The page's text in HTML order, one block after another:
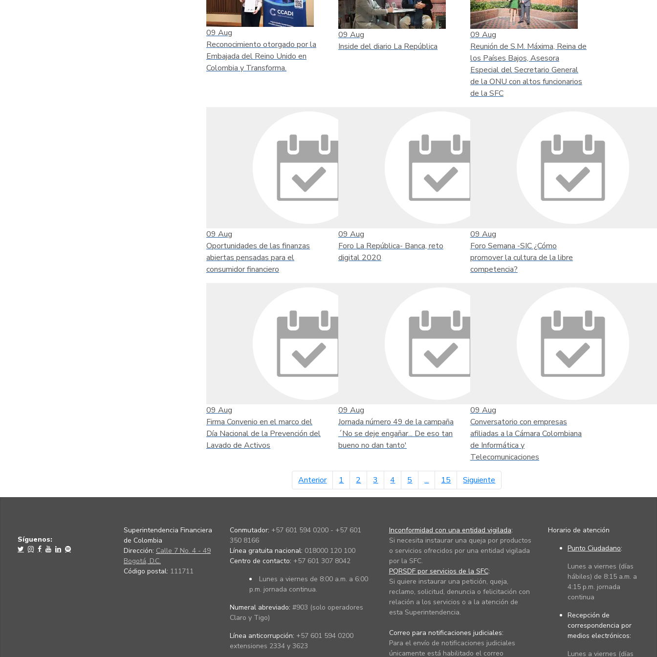
09 Aug
Reconocimiento otorgado por la
Embajada del Reino Unido en
Colombia y Transforma.
09 Aug
Inside del diario La República
09 Aug
Reunión de S.M. Máxima, Reina de
los Países Bajos, Asesora
Especial del Secretario General
de la ONU con altos funcionarios
de la SFC
09 Aug
Oportunidades de las finanzas
abiertas pensadas para el
consumidor financiero
09 Aug
Foro La República- Banca, reto
digital 2020
09 Aug
Foro Semana -SIC ¿Cómo
promover la cultura de la libre
competencia?
09 Aug
Firma Convenio en el marco del
Día Nacional de la Prevención del
Lavado de Activos
09 Aug
Jornada número 49 de la campaña
´No se deje engañar... De eso tan
bueno no dan tanto'
09 Aug
Conversatorio con empresas
afiliadas a la Cámara Colombiana
de Informática y
Telecomunicaciones
Anteriorpágina anterior
1 2 3 4 5 ... 15 Siguiente
Síguenos:
Superintendencia Financiera
de Colombia
Dirección: Calle 7 No. 4 - 49
Bogotá, D.C.
Código postal: 111711
Conmutador: +57 601 594 0200 - +57 601
350 8166
Línea gratuita nacional: 018000 120 100
Centro de contacto: +57 601 307 8042
Lunes a viernes de 8:00 a.m. a 6:00
p.m. jornada continua.
Numeral abreviado: #903 (solo operadores
Claro y Tigo)
Línea anticorrupción: +57 601 594 0200
extensiones 2334 y 3623
Inconformidad con una entidad vigilada:
Si necesita instaurar una queja por productos
o servicios ofrecidos por una entidad vigilada
por la SFC.
PQRSDF por servicios de la SFC:
Si quiere instaurar una petición, queja,
reclamo, solicitud, denuncia o felicitación con
relación a los servicios o a la atención de
esta Superintendencia.
Correo para notificaciones judiciales:
Para el envío de notificaciones judiciales
únicamente está habilitado el correo
Horario de atención
Punto Ciudadano:
Lunes a viernes (días
hábiles) de 8:15 a.m. a
4:15 p.m. jornada
continua
Recepción de
correspondencia por
medios electrónicos:
Lunes a viernes (días